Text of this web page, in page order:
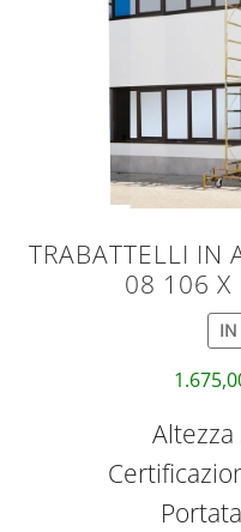
TRABATTELLI IN
08 106 X
IN